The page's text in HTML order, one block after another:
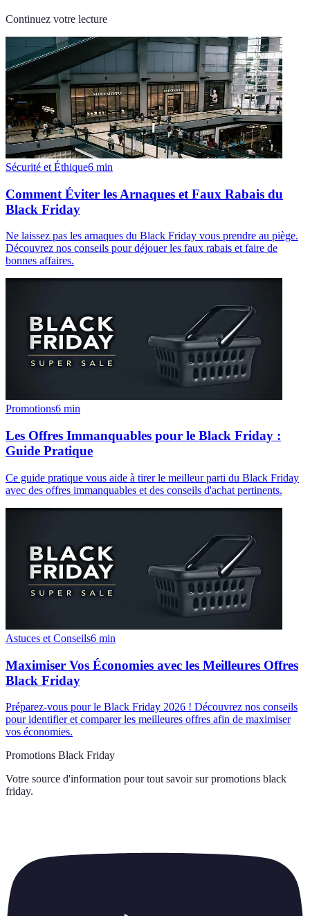
Continuez votre lecture
Sécurité et Éthique6 min
Comment Éviter les Arnaques et Faux Rabais du
Black Friday
Ne laissez pas les arnaques du Black Friday vous prendre au piège.
Découvrez nos conseils pour déjouer les faux rabais et faire de
bonnes affaires.
Promotions6 min
Les Offres Immanquables pour le Black Friday :
Guide Pratique
Ce guide pratique vous aide à tirer le meilleur parti du Black Friday
avec des offres immanquables et des conseils d'achat pertinents.
Astuces et Conseils6 min
Maximiser Vos Économies avec les Meilleures Offres
Black Friday
Préparez-vous pour le Black Friday 2026 ! Découvrez nos conseils
pour identifier et comparer les meilleures offres afin de maximiser
vos économies.
Promotions Black Friday
Votre source d'information pour tout savoir sur promotions black
friday.